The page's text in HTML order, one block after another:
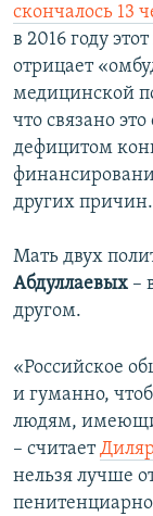
скончалось 13
в 2016 году
отрицает
медицинской
что связано
дефицитом
других причин.
Мать двух
Абдуллаевых –
другом.
«Российское
и гуманно,
людям,
– считает
нельзя лучше